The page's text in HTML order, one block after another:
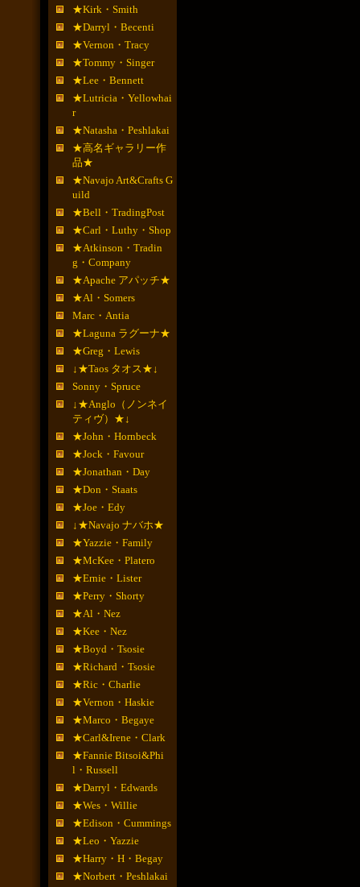
★Kirk・Smith
★Darryl・Becenti
★Vernon・Tracy
★Tommy・Singer
★Lee・Bennett
★Lutricia・Yellowhai
r
★Natasha・Peshlakai
★高名ギャラリー作
品★
★Navajo Art&Crafts G
uild
★Bell・TradingPost
★Carl・Luthy・Shop
★Atkinson・Tradin
g・Company
★Apache アパッチ★
★Al・Somers
Marc・Antia
★Laguna ラグーナ★
★Greg・Lewis
↓★Taos タオス★↓
Sonny・Spruce
↓★Anglo（ノンネイ
ティヴ）★↓
★John・Hornbeck
★Jock・Favour
★Jonathan・Day
★Don・Staats
★Joe・Edy
↓★Navajo ナバホ★
★Yazzie・Family
★McKee・Platero
★Ernie・Lister
★Perry・Shorty
★Al・Nez
★Kee・Nez
★Boyd・Tsosie
★Richard・Tsosie
★Ric・Charlie
★Vernon・Haskie
★Marco・Begaye
★Carl&Irene・Clark
★Fannie Bitsoi&Phi
l・Russell
★Darryl・Edwards
★Wes・Willie
★Edison・Cummings
★Leo・Yazzie
★Harry・H・Begay
★Norbert・Peshlakai